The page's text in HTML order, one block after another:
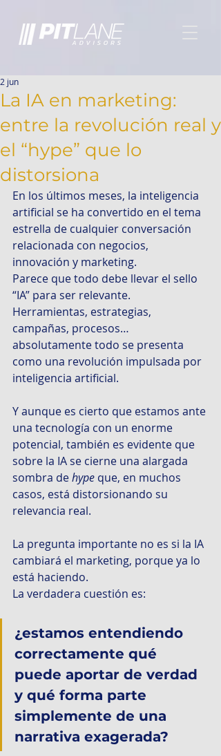
La IA en marketing:
entre la revolución real y
el “hype” que lo
distorsiona
2 jun
En los últimos meses, la inteligencia
artificial se ha convertido en el tema
estrella de cualquier conversación
relacionada con negocios,
innovación y marketing.
Parece que todo debe llevar el sello
“IA” para ser relevante.
Herramientas, estrategias,
campañas, procesos…
absolutamente todo se presenta
como una revolución impulsada por
inteligencia artificial.
Y aunque es cierto que estamos ante
una tecnología con un enorme
potencial, también es evidente que
sobre la IA se cierne una alargada
sombra de hype que, en muchos
casos, está distorsionando su
relevancia real.
La pregunta importante no es si la IA
cambiará el marketing, porque ya lo
está haciendo.
La verdadera cuestión es:
¿estamos entendiendo
correctamente qué
puede aportar de verdad
y qué forma parte
simplemente de una
narrativa exagerada?